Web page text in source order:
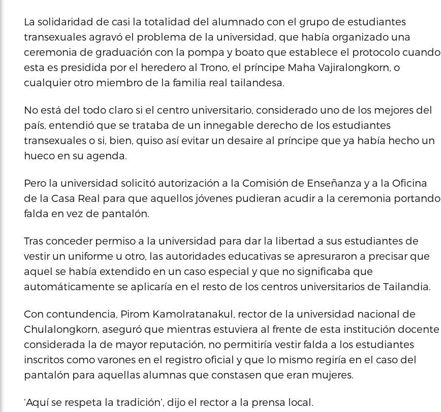
La solidaridad de casi la totalidad del alumnado con el grupo de estudiantes
transexuales agravó el problema de la universidad, que había organizado una
ceremonia de graduación con la pompa y boato que establece el protocolo cuando
esta es presidida por el heredero al Trono, el príncipe Maha Vajiralongkorn, o
cualquier otro miembro de la familia real tailandesa.
No está del todo claro si el centro universitario, considerado uno de los mejores del
país, entendió que se trataba de un innegable derecho de los estudiantes
transexuales o si, bien, quiso así evitar un desaire al príncipe que ya había hecho un
hueco en su agenda.
Pero la universidad solicitó autorización a la Comisión de Enseñanza y a la Oficina
de la Casa Real para que aquellos jóvenes pudieran acudir a la ceremonia portando
falda en vez de pantalón.
Tras conceder permiso a la universidad para dar la libertad a sus estudiantes de
vestir un uniforme u otro, las autoridades educativas se apresuraron a precisar que
aquel se había extendido en un caso especial y que no significaba que
automáticamente se aplicaría en el resto de los centros universitarios de Tailandia.
Con contundencia, Pirom Kamolratanakul, rector de la universidad nacional de
Chulalongkorn, aseguró que mientras estuviera al frente de esta institución docente
considerada la de mayor reputación, no permitiría vestir falda a los estudiantes
inscritos como varones en el registro oficial y que lo mismo regiría en el caso del
pantalón para aquellas alumnas que constasen que eran mujeres.
‘Aquí se respeta la tradición’, dijo el rector a la prensa local.